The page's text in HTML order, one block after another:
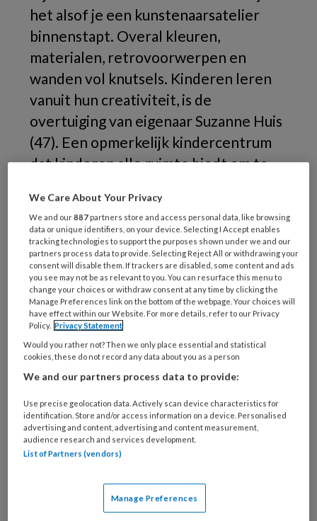
het alsof je een kunstenaarsatelier
binnenstapt. Overal kleuren,
materialen, retrovoorwerpen en
wanden vol knutsels. Kinderen leren
vanuit hun creativiteit, is de
overtuiging van eigenaar Suzanne Huis
(47). Een opmerkelijk kindercentrum
dat kinderen alle ruimte biedt om te
voorbeelden, geen opdrachten én
geen oordelen.
Ze
REGISTREREN
Wil je dit artikel lezen?
artikelen gratis per maand
Al een account of abonnement?
We Care About Your Privacy
We and our887 partners store and access personal data, like browsing
data or unique identifiers, on your device. Selecting I Accept enables
tracking technologies to support the purposes shown under we and our
partners process data to provide. Selecting Reject All or withdrawing your
consent will disable them. If trackers are disabled, some content and ads
you see may not be as relevant to you. You can resurface this menu to
change your choices or withdraw consent at any time by clicking the
Manage Preferences link on the bottom of the webpage. Your choices will
have effect within our Website. For more details, refer to our Privacy
Policy. Privacy Statement
Would you rather not? Then we only place essential and statistical
cookies, these do not record any data about you as a person
We and our partners process data to provide:
Use precise geolocation data. Actively scan device characteristics for
identification. Store and/or access information on a device. Personalised
advertising and content, advertising and content measurement,
audience research and services development.
List of Partners (vendors)
Manage Preferences